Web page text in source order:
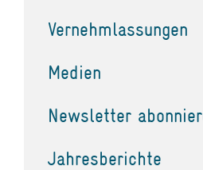
Vernehmlassungen
Medien
Newsletter
Jahresberichte